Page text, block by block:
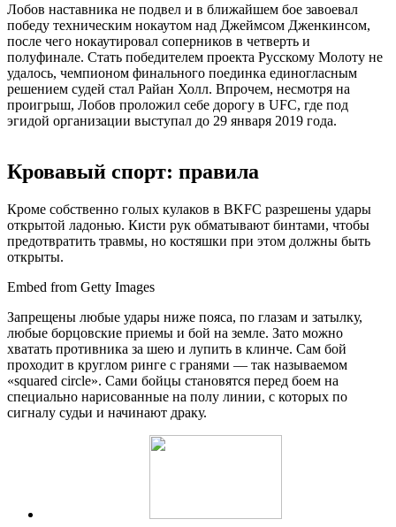
Лобов наставника не подвел и в ближайшем бое завоевал
победу техническим нокаутом над Джеймсом Дженкинсом,
после чего нокаутировал соперников в четверть и
полуфинале. Стать победителем проекта Русскому Молоту не
удалось, чемпионом финального поединка единогласным
решением судей стал Райан Холл. Впрочем, несмотря на
проигрыш, Лобов проложил себе дорогу в UFC, где под
эгидой организации выступал до 29 января 2019 года.
Кровавый спорт: правила
Кроме собственно голых кулаков в BKFC разрешены удары
открытой ладонью. Кисти рук обматывают бинтами, чтобы
предотвратить травмы, но костяшки при этом должны быть
открыты.
Embed from Getty Images
Запрещены любые удары ниже пояса, по глазам и затылку,
любые борцовские приемы и бой на земле. Зато можно
хватать противника за шею и лупить в клинче. Сам бой
проходит в круглом ринге с гранями — так называемом
«squared circle». Сами бойцы становятся перед боем на
специально нарисованные на полу линии, с которых по
сигналу судьи и начинают драку.